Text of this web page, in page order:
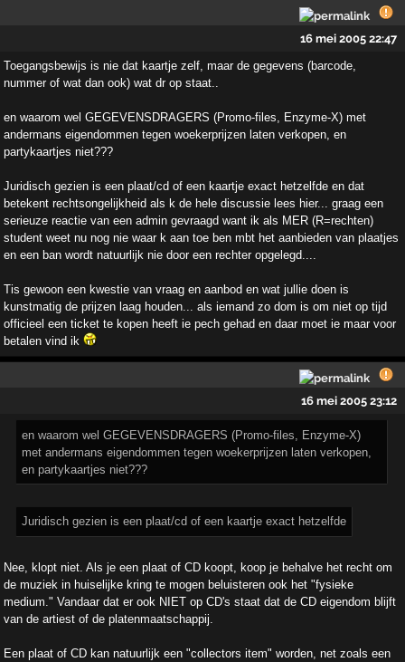
16 mei 2005 22:47
Toegangsbewijs is nie dat kaartje zelf, maar de gegevens (barcode,
nummer of wat dan ook) wat dr op staat..
en waarom wel GEGEVENSDRAGERS (Promo-files, Enzyme-X) met
andermans eigendommen tegen woekerprijzen laten verkopen, en
partykaartjes niet???
Juridisch gezien is een plaat/cd of een kaartje exact hetzelfde en dat
betekent rechtsongelijkheid als k de hele discussie lees hier... graag een
serieuze reactie van een admin gevraagd want ik als MER (R=rechten)
student weet nu nog nie waar k aan toe ben mbt het aanbieden van plaatjes
en een ban wordt natuurlijk nie door een rechter opgelegd....
Tis gewoon een kwestie van vraag en aanbod en wat jullie doen is
kunstmatig de prijzen laag houden... als iemand zo dom is om niet op tijd
officieel een ticket te kopen heeft ie pech gehad en daar moet ie maar voor
betalen vind ik
16 mei 2005 23:12
en waarom wel GEGEVENSDRAGERS (Promo-files, Enzyme-X)
met andermans eigendommen tegen woekerprijzen laten verkopen,
en partykaartjes niet???
Juridisch gezien is een plaat/cd of een kaartje exact hetzelfde
Nee, klopt niet. Als je een plaat of CD koopt, koop je behalve het recht om
de muziek in huiselijke kring te mogen beluisteren ook het "fysieke
medium." Vandaar dat er ook NIET op CD's staat dat de CD eigendom blijft
van de artiest of de platenmaatschappij.
Een plaat of CD kan natuurlijk een "collectors item" worden, net zoals een